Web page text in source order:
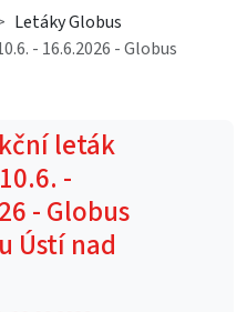
Letáky Globus
- 16.6.2026 - Globus
leták
-
- Globus
Ústí nad